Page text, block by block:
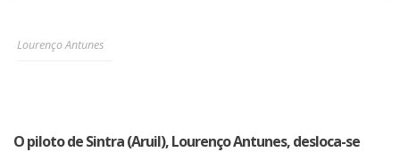
Lourenço Antunes
O piloto de Sintra (Aruil), Lourenço Antunes, desloca-se